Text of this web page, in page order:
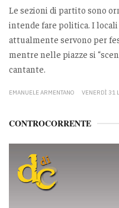
Le sezioni di partito sono
intende fare politica. I
attualmente servono per
mentre nelle piazze si
cantante.
EMANUELE ARMENTANO VENERDÌ 31
CONTROCORRENTE